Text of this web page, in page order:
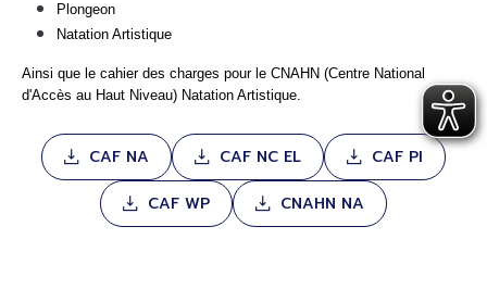
Plongeon
Natation Artistique
Ainsi que le cahier des charges pour le CNAHN (Centre National
d'Accès au Haut Niveau) Natation Artistique.
CAF NA CAF NC EL CAF Pl
CAF WP CNAHN NA